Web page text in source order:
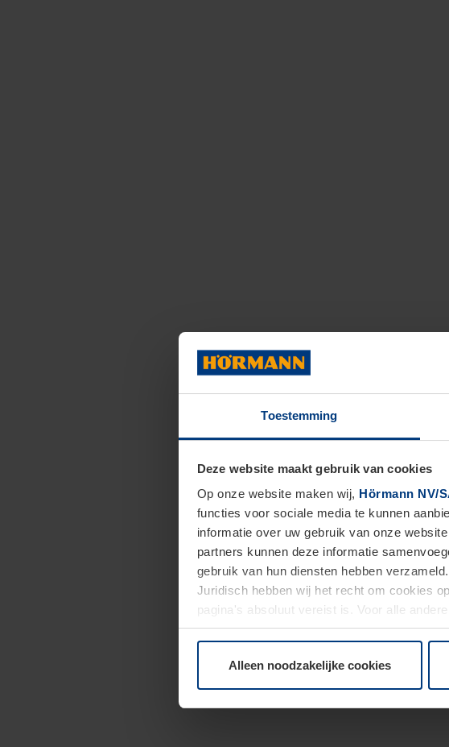
Toestemming
Deze website maakt gebruik van cookies
Op onze website maken wij, Hörmann NV/
functies voor sociale media te kunnen
informatie over uw gebruik van onze
partners kunnen deze informatie
gebruik van hun diensten hebben verzameld.
Juridisch hebben wij het recht om cookies
pagina's absoluut vereist is. Voor alle
moment bij de uitleg van de cookies op
Alleen noodzakelijke cookies